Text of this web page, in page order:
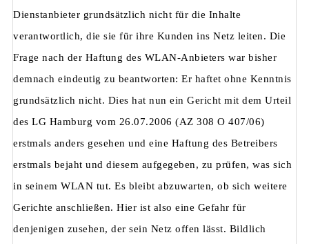
Dienstanbieter grundsätzlich nicht für die Inhalte
verantwortlich, die sie für ihre Kunden ins Netz leiten. Die
Frage nach der Haftung des WLAN-Anbieters war bisher
demnach eindeutig zu beantworten: Er haftet ohne Kenntnis
grundsätzlich nicht. Dies hat nun ein Gericht mit dem Urteil
des LG Hamburg vom 26.07.2006 (AZ 308 O 407/06)
erstmals anders gesehen und eine Haftung des Betreibers
erstmals bejaht und diesem aufgegeben, zu prüfen, was sich
in seinem WLAN tut. Es bleibt abzuwarten, ob sich weitere
Gerichte anschließen. Hier ist also eine Gefahr für
denjenigen zusehen, der sein Netz offen lässt. Bildlich